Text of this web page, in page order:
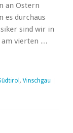
an Ostern
es durchaus
sind wir in
am vierten …
, Vinschgau